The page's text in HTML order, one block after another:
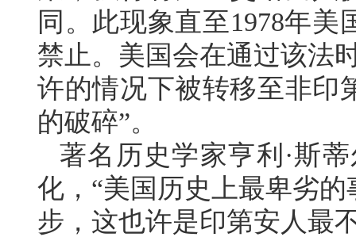
同。此现象直至1978年
禁止。美国会在通过该法
许的情况下被转移至非印
的破碎”。
著名历史学家亨利·斯
化，“美国历史上最卑劣
步，这也许是印第安人最